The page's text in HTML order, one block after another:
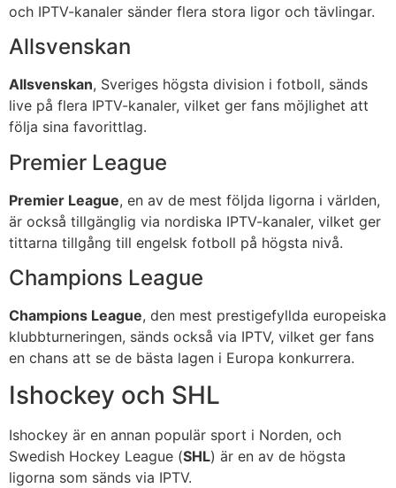
och IPTV-kanaler sänder flera stora ligor och tävlingar.
Allsvenskan
Allsvenskan, Sveriges högsta division i fotboll, sänds
live på flera IPTV-kanaler, vilket ger fans möjlighet att
följa sina favorittlag.
Premier League
Premier League, en av de mest följda ligorna i världen,
är också tillgänglig via nordiska IPTV-kanaler, vilket ger
tittarna tillgång till engelsk fotboll på högsta nivå.
Champions League
Champions League, den mest prestigefyllda europeiska
klubbturneringen, sänds också via IPTV, vilket ger fans
en chans att se de bästa lagen i Europa konkurrera.
Ishockey och SHL
Ishockey är en annan populär sport i Norden, och
Swedish Hockey League (SHL) är en av de högsta
ligorna som sänds via IPTV.